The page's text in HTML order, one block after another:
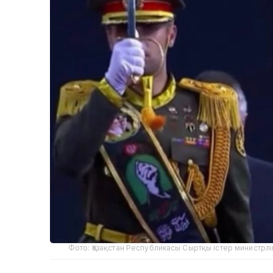
Фото: Қазақстан Республикасы Сыртқы істер